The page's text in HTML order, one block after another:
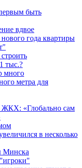
быть
вдвое
года квартиры
тыс.?
много
метра для
ЖКХ: «Глобально сам
в несколько
Минска